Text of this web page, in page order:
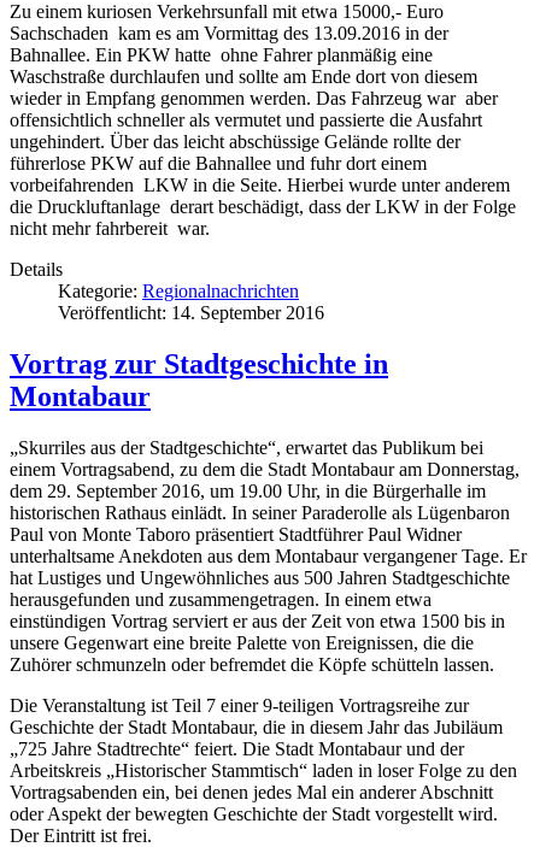
Zu einem kuriosen Verkehrsunfall mit etwa 15000,- Euro
Sachschaden kam es am Vormittag des 13.09.2016 in der
Bahnallee. Ein PKW hatte ohne Fahrer planmäßig eine
Waschstraße durchlaufen und sollte am Ende dort von diesem
wieder in Empfang genommen werden. Das Fahrzeug war aber
offensichtlich schneller als vermutet und passierte die Ausfahrt
ungehindert. Über das leicht abschüssige Gelände rollte der
führerlose PKW auf die Bahnallee und fuhr dort einem
vorbeifahrenden LKW in die Seite. Hierbei wurde unter anderem
die Druckluftanlage derart beschädigt, dass der LKW in der Folge
nicht mehr fahrbereit war.
Details
Kategorie: Regionalnachrichten
Veröffentlicht: 14. September 2016
Vortrag zur Stadtgeschichte in
Montabaur
„Skurriles aus der Stadtgeschichte“, erwartet das Publikum bei
einem Vortragsabend, zu dem die Stadt Montabaur am Donnerstag,
dem 29. September 2016, um 19.00 Uhr, in die Bürgerhalle im
historischen Rathaus einlädt. In seiner Paraderolle als Lügenbaron
Paul von Monte Taboro präsentiert Stadtführer Paul Widner
unterhaltsame Anekdoten aus dem Montabaur vergangener Tage. Er
hat Lustiges und Ungewöhnliches aus 500 Jahren Stadtgeschichte
herausgefunden und zusammengetragen. In einem etwa
einstündigen Vortrag serviert er aus der Zeit von etwa 1500 bis in
unsere Gegenwart eine breite Palette von Ereignissen, die die
Zuhörer schmunzeln oder befremdet die Köpfe schütteln lassen.
Die Veranstaltung ist Teil 7 einer 9-teiligen Vortragsreihe zur
Geschichte der Stadt Montabaur, die in diesem Jahr das Jubiläum
„725 Jahre Stadtrechte“ feiert. Die Stadt Montabaur und der
Arbeitskreis „Historischer Stammtisch“ laden in loser Folge zu den
Vortragsabenden ein, bei denen jedes Mal ein anderer Abschnitt
oder Aspekt der bewegten Geschichte der Stadt vorgestellt wird.
Der Eintritt ist frei.